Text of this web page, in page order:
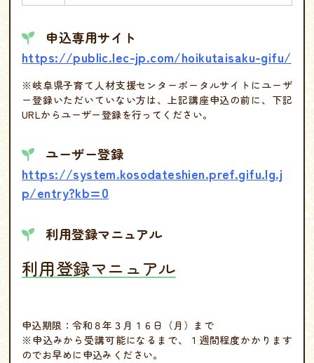
申込専用サイト
https://public.lec-jp.com/hoikutaisaku-gifu/
※岐阜県子育て人材支援センターポータルサイトにユーザ
ー登録いただいていない方は、上記講座申込の前に、下記
URLからユーザー登録を行ってください。
ユーザー登録
https://system.kosodateshien.pref.gifu.lg.j
p/entry?kb=0
利用登録マニュアル
利用登録マニュアル
申込期限 ：令和８年３月１６日（月）まで
※申込みから受講可能になるまで、１週間程度かかります
のでお早めに申込みください。